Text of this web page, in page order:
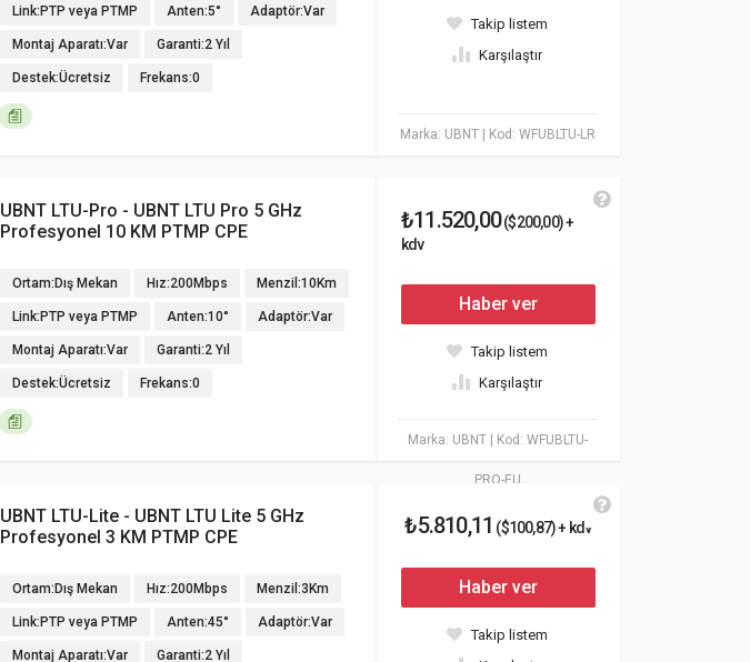
Marka: UBNT | Kod: WFUBLTU-LR
Link:PTP veya PTMP Anten:5° Adaptör:Var
Montaj Aparatı:Var Garanti:2 Yıl
Destek:Ücretsiz Frekans:0
Takip listem
Karşılaştır
Marka: UBNT | Kod: WFUBLTU-
PRO-EU
UBNT LTU-Pro - UBNT LTU Pro 5 GHz
Profesyonel 10 KM PTMP CPE
Ortam:Dış Mekan Hız:200Mbps Menzil:10Km
Link:PTP veya PTMP Anten:10° Adaptör:Var
Montaj Aparatı:Var Garanti:2 Yıl
Destek:Ücretsiz Frekans:0
₺11.520,00($200,00) +
kdv
Haber ver
Takip listem
Karşılaştır
UBNT LTU-Lite - UBNT LTU Lite 5 GHz
Profesyonel 3 KM PTMP CPE
Ortam:Dış Mekan Hız:200Mbps Menzil:3Km
Link:PTP veya PTMP Anten:45° Adaptör:Var
Montaj Aparatı:Var Garanti:2 Yıl
₺5.810,11 ($100,87) + kdv
Haber ver
Takip listem